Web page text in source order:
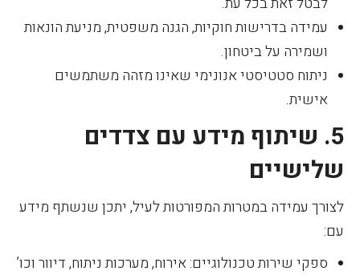
עמידה בדרישות חוקיות, הגנה משפטית, מניעת הונאות
ושמירה על ביטחון.
ניתוח סטטיסטי אנונימי שאינו מזהה משתמשים
אישית.
5. שיתוף מידע עם צדדים
שלישיים
לצורך עמידה במטרות המפורטות לעיל, יתכן שנשתף מידע
עם:
ספקי שירות טכנולוגיים: אירוח, מערכות ניתוח, דיוור וכו’